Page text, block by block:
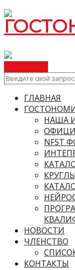
ГЛАВНАЯ
НАША
NFST
НОВОСТИ
ЧЛЕНСТВО
КОНТАКТЫ